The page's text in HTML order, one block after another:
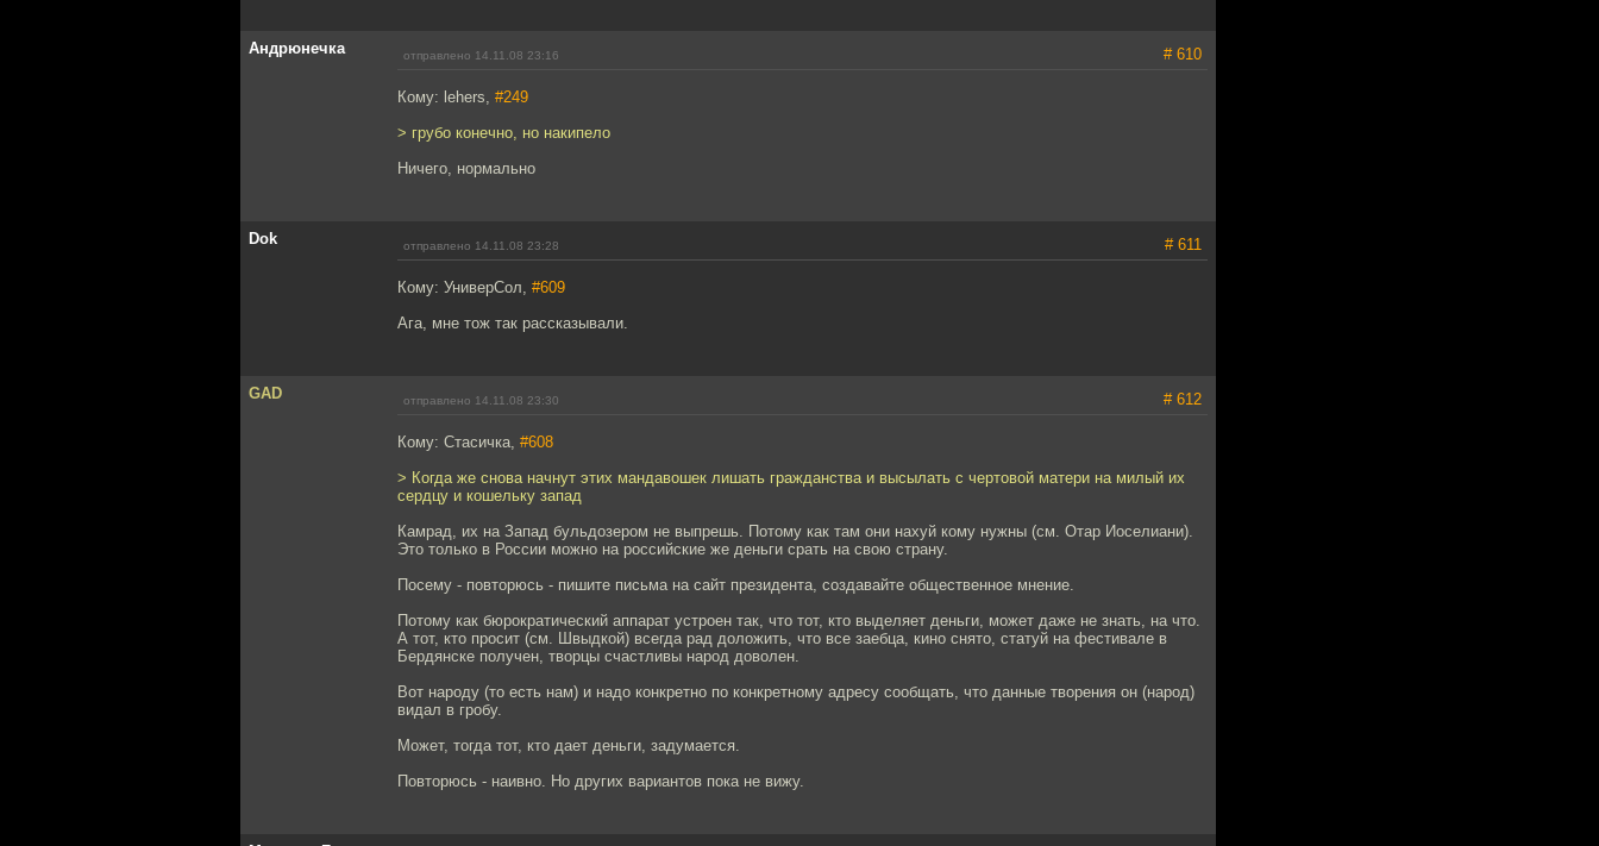
Андрюнечка отправлено 14.11.08 23:16 # 610
Кому: lehers, #249
> грубо конечно, но накипело
Ничего, нормально
Dok отправлено 14.11.08 23:28 # 611
Кому: УниверСол, #609
Ага, мне тож так рассказывали.
GAD отправлено 14.11.08 23:30 # 612
Кому: Стасичка, #608
> Когда же снова начнут этих мандавошек лишать гражданства и высылать с чертовой матери на милый их
сердцу и кошельку запад
Камрад, их на Запад бульдозером не выпрешь. Потому как там они нахуй кому нужны (см. Отар Иоселиани).
Это только в России можно на российские же деньги срать на свою страну.
Посему - повторюсь - пишите письма на сайт президента, создавайте общественное мнение.
Потому как бюрократический аппарат устроен так, что тот, кто выделяет деньги, может даже не знать, на что.
А тот, кто просит (см. Швыдкой) всегда рад доложить, что все заебца, кино снято, статуй на фестивале в
Бердянске получен, творцы счастливы народ доволен.
Вот народу (то есть нам) и надо конкретно по конкретному адресу сообщать, что данные творения он (народ)
видал в гробу.
Может, тогда тот, кто дает деньги, задумается.
Повторюсь - наивно. Но других вариантов пока не вижу.